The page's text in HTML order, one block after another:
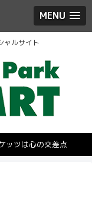
MENU
ャルサイト
ッツは心の交差点